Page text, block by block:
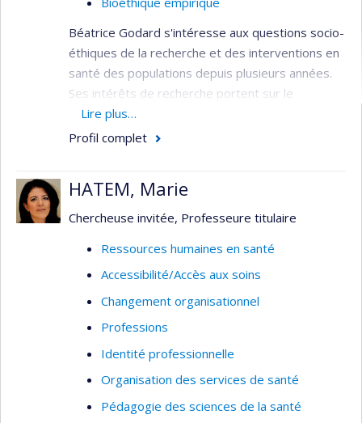
Béatrice Godard s'intéresse aux questions socio-
éthiques de la recherche et des interventions en
santé des populations depuis plusieurs années.
Ses intérêts de recherche portent sur le
développement de capacités à la prise de
décision par des personnes ou des groupes en
ses recherches visent à examiner leurs
préoccupations et leurs besoins par rapport à la
trouvent et les processus éthiques à mettre en
place pour contribuer à leur autonomisation. Ses
travaux s’inscrivent dans une démarche
Lire plus…
Profil complet
HATEM, Marie
Chercheuse invitée, Professeure titulaire
Ressources humaines en santé
Accessibilité/Accès aux soins
Changement organisationnel
Professions
Identité professionnelle
Organisation des services de santé
Pédagogie des sciences de la santé